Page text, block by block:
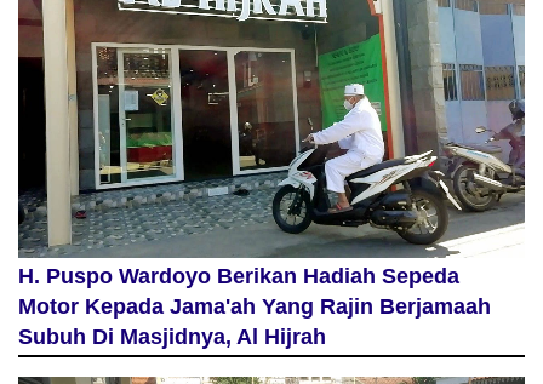
H. Puspo Wardoyo Berikan Hadiah Sepeda
Motor Kepada Jama'ah Yang Rajin Berjamaah
Subuh Di Masjidnya, Al Hijrah